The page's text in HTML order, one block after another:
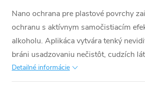
Nano ochrana pre plastové povrchy
ochranu s aktívnym samočistiacím
alkoholu. Aplikáca vytvára tenký
bráni usadzovaniu nečistôt, cudzích
Detailné informácie